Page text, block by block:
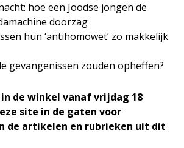
hoe een Joodse jongen de
doorzag
hun ‘antihomowet’ zo makkelijk
gevangenissen zouden opheffen?
in de winkel vanaf vrijdag 18
site in de gaten voor
de artikelen en rubrieken uit dit